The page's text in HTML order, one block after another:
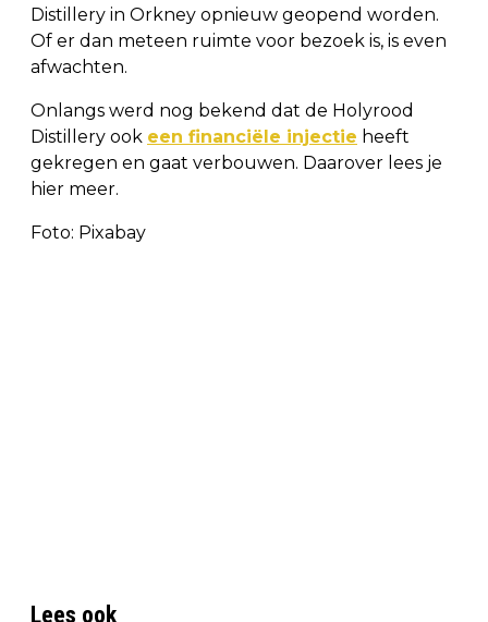
Distillery in Orkney opnieuw geopend worden.
Of er dan meteen ruimte voor bezoek is, is even
afwachten.
Onlangs werd nog bekend dat de Holyrood
Distillery ook een financiële injectie heeft
gekregen en gaat verbouwen. Daarover lees je
hier meer.
Foto: Pixabay
Lees ook